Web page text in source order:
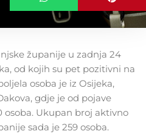
županije u zadnja 24
od kojih su pet pozitivni na
osoba je iz Osijeka,
gdje je od pojave
osoba. Ukupan broj aktivno
sada je 259 osoba.